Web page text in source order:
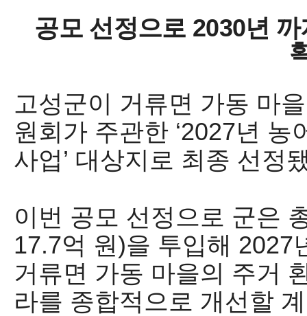
공모 선정으로 2030년
고성군이 거류면 가동 마
원회가 주관한 ‘2027년 농
사업’ 대상지로 최종 선정
이번 공모 선정으로 군은
17.7억 원)을 투입해 2027
거류면 가동 마을의 주거
라를 종합적으로 개선할